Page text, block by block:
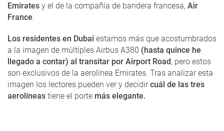
Emirates y el de la compañía de bandera francesa, Air
France.
Los residentes en Dubai estamos más que acostumbrados
a la imagen de múltiples Airbus A380 (hasta quince he
llegado a contar) al transitar por Airport Road, pero estos
son exclusivos de la aerolínea Emirates. Tras analizar esta
imagen los lectores pueden ver y decidircuál de las tres
aerolíneas tiene el porte más elegante.